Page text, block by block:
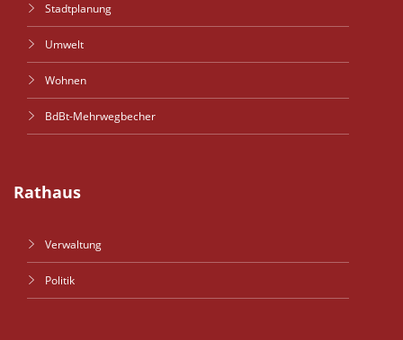
Stadtplanung
Umwelt
Wohnen
BdBt-Mehrwegbecher
Rathaus
Verwaltung
Politik